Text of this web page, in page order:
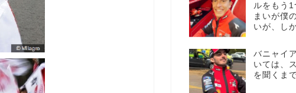
ルをもう
まいが僕
いが、し
バニャイ
いては、
を聞くま